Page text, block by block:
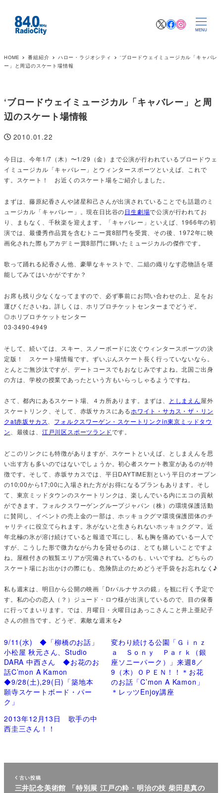
XFacebook
MENU
HOME 番組紹介 ハロー・ラジオシティ
‘ブロードウェイミュージカル「キャバレ
ー」と周辺のスケート場情報
‘ブロードウェイミュージカル「キャバレー」と周
辺のスケート場情報
投稿日
2010.01.22
今日は、今年1/7（木）〜1/29（金）まで公演が行われているブロードウェ
イミュージカル「キャバレー」とウィンタースポーツといえば、これで
す。スケート！ お近くのスケート場をご紹介しました。
まずは、藤原紀香さんや諸星和己さんが出演されていることでも話題のミ
ュージカル「キャバレー」。現在日比谷の日生劇場で公演が行われてお
り、まもなく、千秋楽を迎えます。「キャバレー」といえば、1966年の初
演では、最優秀作品賞を含むトニー賞8部門を受賞、その後、1972年に映
画化された際もアカデミー賞8部門に輝いたミュージカルの傑作です。
歌って踊れる紀香さん他、豪華なキャストで、二組の織りなす恋物語を堪
能してみてはいかがですか？
お席も残り少なくなってますので、必ず事前にお問い合わせの上、足をお
運びくださいね。詳しくは、ホリプロチケットセンターまでどうぞ。
◎ホリプロチケットセンター
03-3490-4949
そして、続いては、スキー、スノーボードに次ぐウィンタースポーツの決
定版！ スケート場情報です。ずいぶんスケート長く行っていないなら。
とんとご無沙汰ですが、デートコースでもおなじみですよね。北国ご出身
の方は、学校の授業であったという方もいらっしゃるようですね。
さて、都内にあるスケート場、４カ所あります。まずは、 としまえん屋外
スケートリンク、そして、赤坂サカスにあるホワイト・サカス・ザ・リン
クat赤坂サカス
フォルクスワーゲン・スケートリンクin東京ミッドタウ
ン
、最後は、 江戸川区スポーツランドです。
どこのリンクにも特徴がありますが、スケートといえば、としまえんを思
い出す方も多いのではないでしょうか。初心者スケート教室があるのが特
徴です。そして、赤坂サカスでは、平日DAYTIME割という平日のオープン
の10;00から17;00に入場された方がお得になるプランもあります。そし
て、東京ミッドタウンのスケートリンクは、楽しんでいる内にエコの貢献
ができます。フォルクスワーゲングループジャパン（株）の環境保護活動
に賛同し、イベントの売上金の一部は、ホッキョクグマ環境保護団体のチ
ャリティに役立てられます。氷がないと生きられないホッキョクグマ。近
年北極の氷が溶け続けていると報道で耳にし、私も胸を痛めている一人で
すが、こうした形で微力ながら力を貸せるのは、とても嬉しいことですよ
ね。屋根付きの観覧エリアが完備されているのも、いいですね。どちらの
スケート場にお出かけの際にも、危険防止のためどうぞ手袋をお忘れなく♪
私も週末は、明日から公開の映画「Drパルナサスの鏡」を観に行く予定で
す。私の心の恋人（？）ジュード・ロウ様が出演しているので、目の保養
に行ってまいります。では、月曜日・火曜日はあっこさんこと井上亜紀子
さんの担当です。どうぞ、素敵な週末を♪
9/11(水) ◆「柳橋のお話」
小松屋 秋元さん、Studio
DARA 中西さん ◆お花のお
話C’mon A Kamon
◆9/28(土),29(日)「築地本
願寺スケートボード・パー
ク」
変わり続ける公園「Ｇｉｎｚ
ａ Ｓｏｎｙ Ｐａｒｋ（銀
座ソニーパーク）」来週8／
9（木）ＯＰＥＮ！！＊お花
のお話「C’mon A Kamon」
＊レッツEnjoy講座
2013年12月13日 歌手の中
西圭三さん！！
古い投稿
三井記念美術館 「特別展 江戸の粋・明治の技 柴田是真の